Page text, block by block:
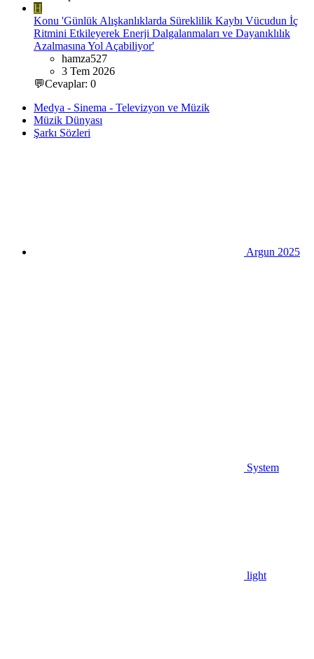
H
Konu 'Günlük Alışkanlıklarda Süreklilik Kaybı Vücudun İç
Ritmini Etkileyerek Enerji Dalgalanmaları ve Dayanıklılık
Azalmasına Yol Açabiliyor'
hamza527
3 Tem 2026
💬Cevaplar: 0
Medya - Sinema - Televizyon ve Müzik
Müzik Dünyası
Şarkı Sözleri
Argun 2025
System
light